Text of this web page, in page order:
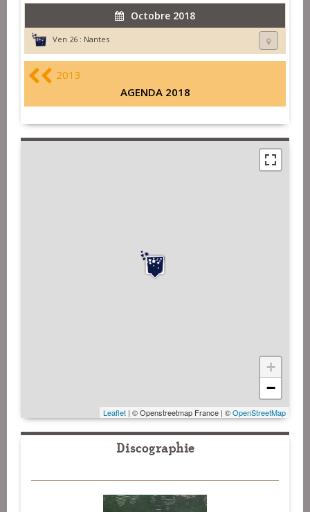
Octobre 2018
Ven 26 : Nantes
2013
AGENDA 2018
+
−
Leaflet | © Openstreetmap France | ©OpenStreetMap
Discographie